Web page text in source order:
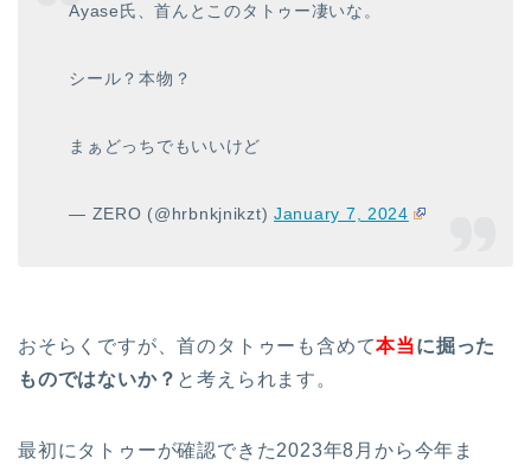
Ayase氏、首んとこのタトゥー凄いな。
シール？本物？
まぁどっちでもいいけど
— ZERO (@hrbnkjnikzt)January 7, 2024
おそらくですが、首のタトゥーも含めて本当に掘った
ものではないか？ と考えられます。
最初にタトゥーが確認できた2023年8月から今年ま